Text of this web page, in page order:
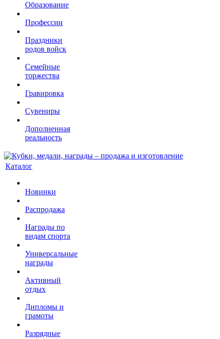
Образование
Профессии
Праздники
родов войск
Семейные
торжества
Гравировка
Сувениры
Дополненная
реальность
Каталог
Новинки
Распродажа
Награды по
видам спорта
Универсальные
награды
Активный
отдых
Дипломы и
грамоты
Разрядные